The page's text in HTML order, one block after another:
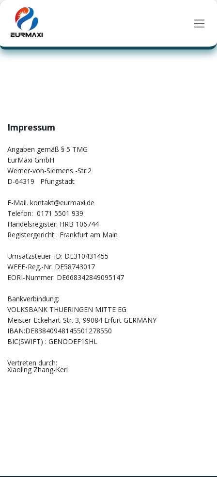
Skip to Content
Impressum
Angaben gemäß § 5 TMG
EurMaxi GmbH
Werner-von-Siemens -Str.2
D-64319 Pfungstadt
E-Mail. kontakt@eurmaxi.de
Telefon: 0171 5501 939
Handelsregister: HRB 106744
Registergericht: Frankfurt am Main
Umsatzsteuer-ID: DE310431455
WEEE-Reg.-Nr. DE58743017
EORI-Nummer: DE668342849095147
Bankverbindung:
VOLKSBANK THUERINGEN MITTE EG
Meister-Eckehart-Str. 3, 99084 Erfurt GERMANY
IBAN:DE83840948145501278550
BIC(SWIFT) : GENODEF1SHL
Vertreten durch:
Xiaoling Zhang-Kerl